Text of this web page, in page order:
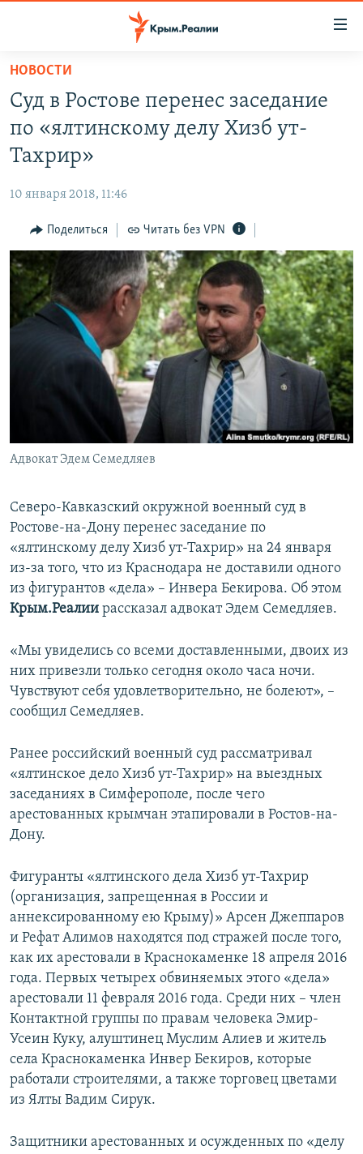
Вернуться
основному
содержанию
Вернутся
главной
навигации
Вернутся
поиску
СПЕЦПРОЕКТЫ
11 ЛЕТ ОККУПАЦИИ КРЫМА. 11 ИСТОРИЙ СОПРОТИВЛЕНИЯ
ВОДА
ЕЩЕ
ИНТЕРАКТИВ
ИНФОГРАФИКА
ТЕЛЕПРОЕКТ КРЫМ.РЕАЛИИ
СОВЕТЫ ПРАВОЗАЩИТНИКОВ
ПРОПАВШИЕ БЕЗ ВЕСТИ
ПОБЕДИТЕЛЕЙ НЕ СУДЯТ?
КРЫМ.НЕПОКОРЕННЫЙ
УКРАИНСКАЯ ПРОБЛЕМА КРЫМА
РАДІО СВОБОДА
КАК ОБОЙТИ БЛОКИРОВКУ
Українською
Qırımtatar
ПРИСОЕДИНЯЙТЕСЬ!
НОВОСТИ
Суд в Ростове перенес заседание
по «ялтинскому делу Хизб ут-
Тахрир»
10 января 2018, 11:46
Поделиться Читать без VPN
Адвокат Эдем Семедляев
Северо-Кавказский окружной военный суд в
Ростове-на-Дону перенес заседание по
«ялтинскому делу Хизб ут-Тахрир» на 24 января
из-за того, что из Краснодара не доставили одного
из фигурантов «дела» – Инвера Бекирова. Об этом
Крым.Реалии рассказал адвокат Эдем Семедляев.
«Мы увиделись со всеми доставленными, двоих из
них привезли только сегодня около часа ночи.
Чувствуют себя удовлетворительно, не болеют», –
сообщил Семедляев.
Ранее российский военный суд рассматривал
«ялтинское дело Хизб ут-Тахрир» на выездных
заседаниях в Симферополе, после чего
арестованных крымчан этапировали в Ростов-на-
Дону.
Фигуранты «ялтинского дела Хизб ут-Тахрир
(организация, запрещенная в России и
аннексированному ею Крыму)» Арсен Джеппаров
и Рефат Алимов находятся под стражей после того,
как их арестовали в Краснокаменке 18 апреля 2016
года. Первых четырех обвиняемых этого «дела»
арестовали 11 февраля 2016 года. Среди них – член
Контактной группы по правам человека Эмир-
Усеин Куку, алуштинец Муслим Алиев и житель
села Краснокаменка Инвер Бекиров, которые
работали строителями, а также торговец цветами
из Ялты Вадим Сирук.
Защитники арестованных и осужденных по «делу